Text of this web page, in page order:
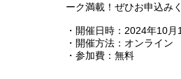
ーク満載！ぜひお申込み
・開催日時：2024年10
・開催方法：オンライン
・参加費：無料